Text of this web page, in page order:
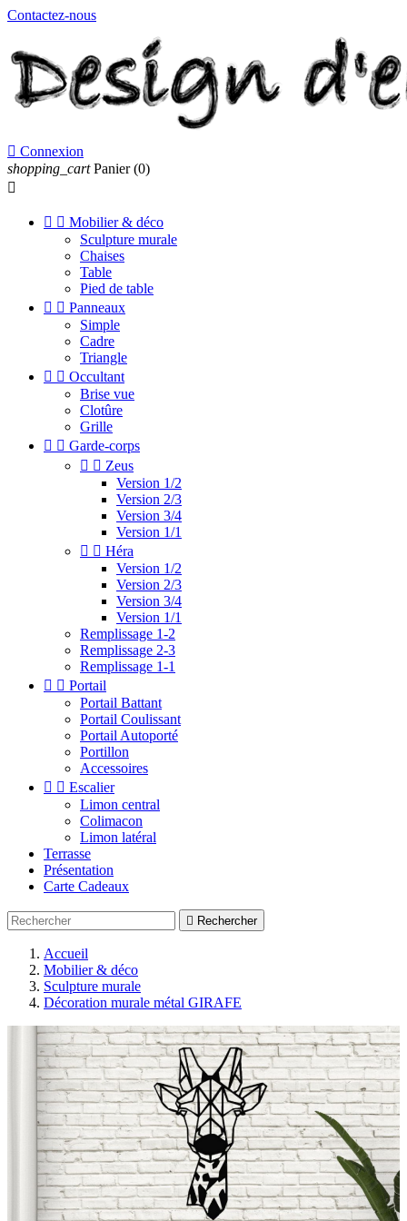
Contactez-nous
 Connexion
shopping_cart Panier (0)

  Mobilier & déco
Sculpture murale
Chaises
Table
Pied de table
  Panneaux
Simple
Cadre
Triangle
  Occultant
Brise vue
Clotûre
Grille
  Garde-corps
  Zeus
Version 1/2
Version 2/3
Version 3/4
Version 1/1
  Héra
Version 1/2
Version 2/3
Version 3/4
Version 1/1
Remplissage 1-2
Remplissage 2-3
Remplissage 1-1
  Portail
Portail Battant
Portail Coulissant
Portail Autoporté
Portillon
Accessoires
  Escalier
Limon central
Colimacon
Limon latéral
Terrasse
Présentation
Carte Cadeaux
 Rechercher
Accueil
Mobilier & déco
Sculpture murale
Décoration murale métal GIRAFE